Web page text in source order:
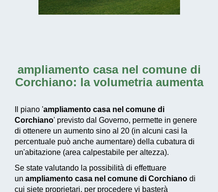
ampliamento casa nel comune di
Corchiano: la volumetria aumenta
Il piano 'ampliamento casa nel comune di
Corchiano' previsto dal Governo, permette in genere
di ottenere un aumento sino al 20 (in alcuni casi la
percentuale può anche aumentare) della cubatura di
un'abitazione (area calpestabile per altezza).
Se state valutando la possibilità di effettuare
un ampliamento casa nel comune di Corchiano di
cui siete proprietari, per procedere vi basterà